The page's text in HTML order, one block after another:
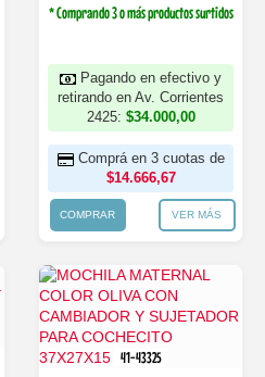
* Comprando 3 o más productos surtidos
Pagando en efectivo y
retirando en Av. Corrientes
2425: $34.000,00
Comprá en 3 cuotas de
$14.666,67
COMPRAR VER MÁS
41-43325